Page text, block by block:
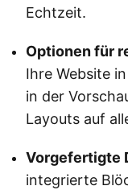
Echtzeit.
Optionen für
Ihre Website
in der
Layouts auf
Vorgefertigte
integrierte